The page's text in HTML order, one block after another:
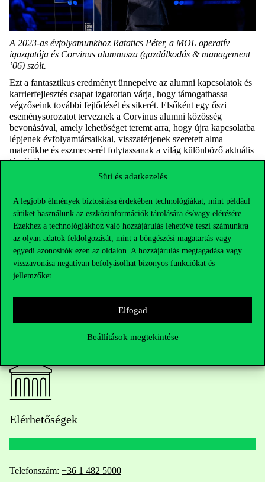
Süti és adatkezelés
A legjobb élmények biztosítása érdekében technológiákat, mint például
sütiket használunk az eszközinformációk tárolására és/vagy elérésére.
Ezekhez a technológiákhoz való hozzájárulás lehetővé teszi számunkra
az olyan adatok feldolgozását, mint a böngészési magatartás vagy
egyedi azonosítók ezen az oldalon. A hozzájárulás megtagadása vagy
visszavonása negatívan befolyásolhat bizonyos funkciókat és
jellemzőket.
Elfogad
Beállítások megtekintése
A 2023-as évfolyamunkhoz Ratatics Péter, a MOL operatív
igazgatója és Corvinus alumnusza (gazdálkodás & management
’06) szólt.
Ezt a fantasztikus eredményt ünnepelve az alumni kapcsolatok és
karrierfejlesztés csapat izgatottan várja, hogy támogathassa
végzőseink további fejlődését és sikerét. Elsőként egy őszi
eseménysorozatot terveznek a Corvinus alumni közösség
bevonásával, amely lehetőséget teremt arra, hogy újra kapcsolatba
lépjenek évfolyamtársaikkal, visszatérjenek szeretett alma
materükbe és eszmecserét folytassanak a világ különböző aktuális
témáiról.
A sorozat első eleme az „Alumni az első naptól” program,
hogy üdvözölje az újonnan érkező hallgatókat, és tájékoztassa
őket az alumni kapcsolatok és a Corvinus Egyetemen való
karrierépítés fontosságáról. A kezdeményezés sikereiről egy
következő cikkben számolunk be részletesen.
Elérhetőségek
Telefonszám: +36 1 482 5000